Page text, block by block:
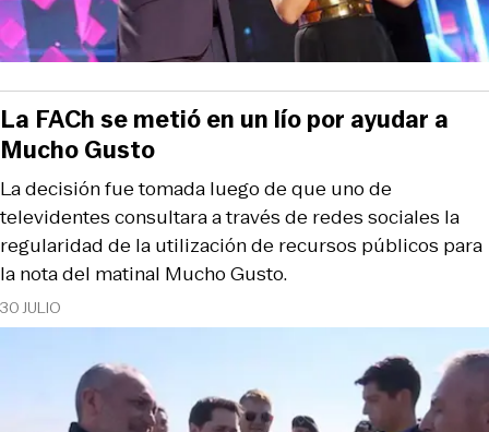
30 JULIO
La decisión fue tomada luego de que uno de
televidentes consultara a través de redes sociales la
regularidad de la utilización de recursos públicos para
la nota del matinal Mucho Gusto.
La FACh se metió en un lío por ayudar a
Mucho Gusto